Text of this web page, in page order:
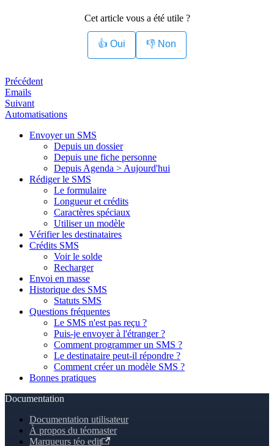
Cet article vous a été utile ?
👍 Oui 👎 Non
Précédent
Emails
Suivant
Automatisations
Envoyer un SMS
Depuis un dossier
Depuis une fiche personne
Depuis Agenda > Aujourd'hui
Rédiger le SMS
Le formulaire
Longueur et crédits
Caractères spéciaux
Utiliser un modèle
Vérifier les destinataires
Crédits SMS
Voir le solde
Recharger
Envoi en masse
Historique des SMS
Statuts SMS
Questions fréquentes
Le SMS n'est pas reçu ?
Puis-je envoyer à l'étranger ?
Comment programmer un SMS ?
Le destinataire peut-il répondre ?
Comment créer un modèle SMS ?
Bonnes pratiques
Documentation
Documentation utilisateur
À propos du téomaster
Marqueurs téo edit